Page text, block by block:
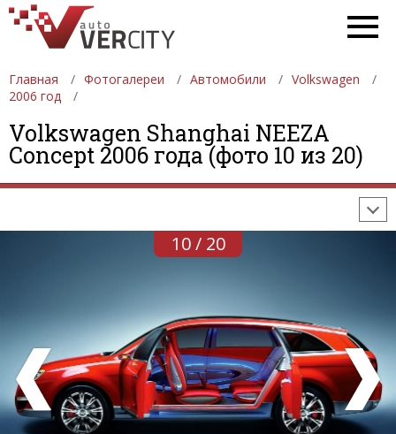
Главная Фотогалереи Автомобили
Volkswagen
2006 год
Volkswagen Shanghai NEEZA
Concept 2006 года (фото 10 из 20)
ФОТОГАЛЕРЕИ АВТОМОБИЛИ
ДЕВУШКИ
АВТОСАЛОНЫ
ФОРМУЛА-1
10 / 20